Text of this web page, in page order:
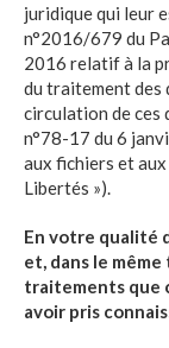
LE
Aides et
Le
de
juridique qui leur
n°2016/679 du
2016 relatif à la
du traitement des
circulation de ces
n°78-17 du 6
aux fichiers et
Libertés »).
En votre qualité
et, dans le
traitements que
avoir pris